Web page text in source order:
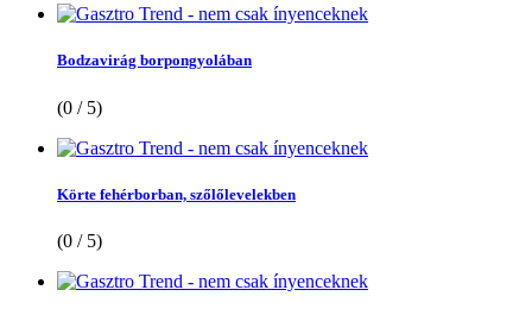
Bodzavirág borpongyolában
(0 / 5)
Körte fehérborban, szőlőlevelekben
(0 / 5)